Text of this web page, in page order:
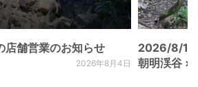
舗営業のお知らせ
2026年8月4日
2026/8/
朝明渓谷 ×